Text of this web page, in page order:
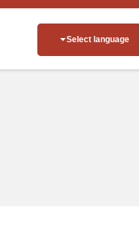
Select language